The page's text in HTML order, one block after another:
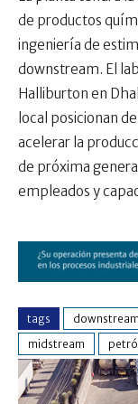
de productos
ingeniería de
downstream. El
Halliburton en
local posicionan
acelerar la
de próxima
empleados y
tags downstream
midstream